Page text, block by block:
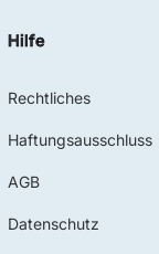
Hilfe
Rechtliches
Haftungsausschluss
AGB
Datenschutz